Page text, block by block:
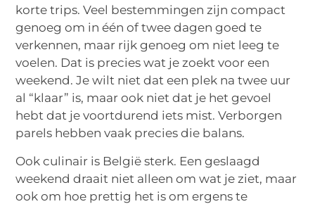
korte trips. Veel bestemmingen zijn compact
genoeg om in één of twee dagen goed te
verkennen, maar rijk genoeg om niet leeg te
voelen. Dat is precies wat je zoekt voor een
weekend. Je wilt niet dat een plek na twee uur
al “klaar” is, maar ook niet dat je het gevoel
hebt dat je voortdurend iets mist. Verborgen
parels hebben vaak precies die balans.
Ook culinair is België sterk. Een geslaagd
weekend draait niet alleen om wat je ziet, maar
ook om hoe prettig het is om ergens te